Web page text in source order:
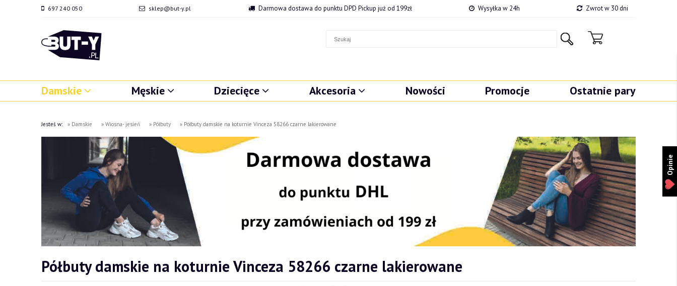
697 240 050 sklep@but-y.pl Darmowa dostawa do punktu DPD Pickup już od 199zł Wysyłka w 24h Zwrot w 30 dni
Damskie Męskie Dziecięce Akcesoria Nowości Promocje Ostatnie pary
Jesteś w: » Damskie » Wiosna- jesień » Półbuty » Półbuty damskie na koturnie Vinceza 58266 czarne lakierowane
Półbuty damskie na koturnie Vinceza 58266 czarne lakierowane
Opinie